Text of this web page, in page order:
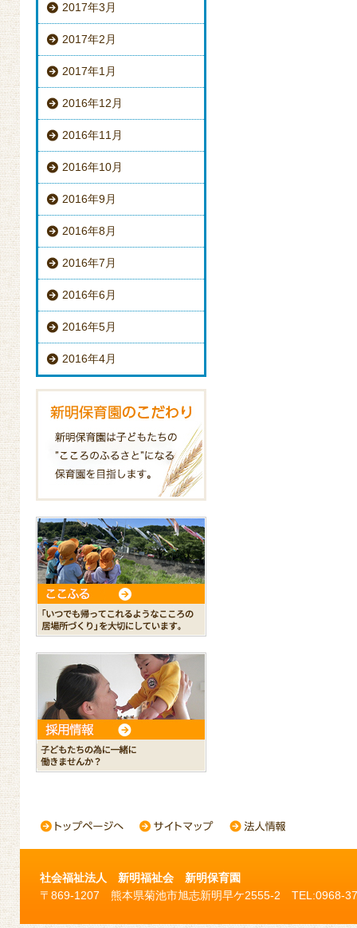
2017年3月
2017年2月
2017年1月
2016年12月
2016年11月
2016年10月
2016年9月
2016年8月
2016年7月
2016年6月
2016年5月
2016年4月
社会福祉法人 新明福祉会 新明保育園
〒869-1207 熊本県菊池市旭志新明早ケ2555-2 TEL:0968-